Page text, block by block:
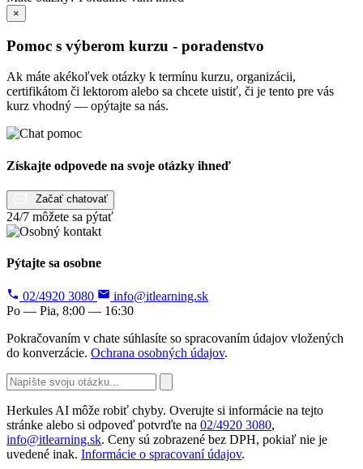
×
Pomoc s výberom kurzu - poradenstvo
Ak máte akékoľvek otázky k termínu kurzu, organizácii,
certifikátom či lektorom alebo sa chcete uistiť, či je tento pre vás
kurz vhodný — opýtajte sa nás.
Získajte odpovede na svoje otázky ihneď
Začať chatovať
24/7 môžete sa pýtať
Pýtajte sa osobne
02/4920 3080
info@itlearning.sk
Po — Pia, 8:00 — 16:30
Pokračovaním v chate súhlasíte so spracovaním údajov vložených
do konverzácie. Ochrana osobných údajov.
Herkules AI môže robiť chyby. Overujte si informácie na tejto
stránke alebo si odpoveď potvrďte na 02/4920 3080,
info@itlearning.sk. Ceny sú zobrazené bez DPH, pokiaľ nie je
uvedené inak. Informácie o spracovaní údajov.